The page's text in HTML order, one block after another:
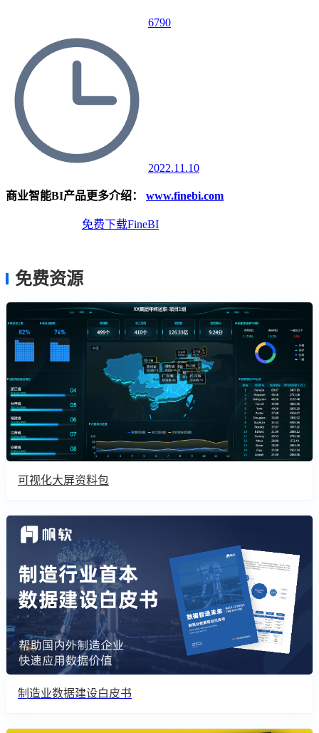
6790
2022.11.10
商业智能BI产品更多介绍： www.finebi.com
免费下载FineBI
免费资源
可视化大屏资料包
制造业数据建设白皮书